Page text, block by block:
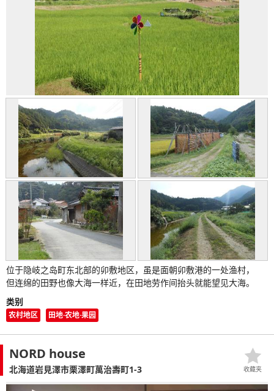
位于隐岐之岛町东北部的卯敷地区，虽是面朝卯敷港的一处渔村，
但连绵的田野也像大海一样近，在田地劳作间抬头就能望见大海。
类别
农村地区 田地·农地·果园
NORD house
北海道岩見澤市栗澤町萬治壽町1-3 收藏夹